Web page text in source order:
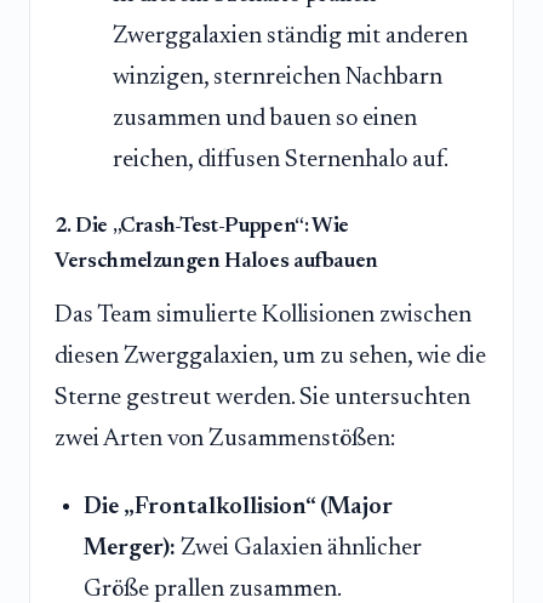
Zwerggalaxien ständig mit anderen
winzigen, sternreichen Nachbarn
zusammen und bauen so einen
reichen, diffusen Sternenhalo auf.
2. Die „Crash-Test-Puppen“: Wie
Verschmelzungen Haloes aufbauen
Das Team simulierte Kollisionen zwischen
diesen Zwerggalaxien, um zu sehen, wie die
Sterne gestreut werden. Sie untersuchten
zwei Arten von Zusammenstößen:
Die „Frontalkollision“ (Major
Merger): Zwei Galaxien ähnlicher
Größe prallen zusammen.